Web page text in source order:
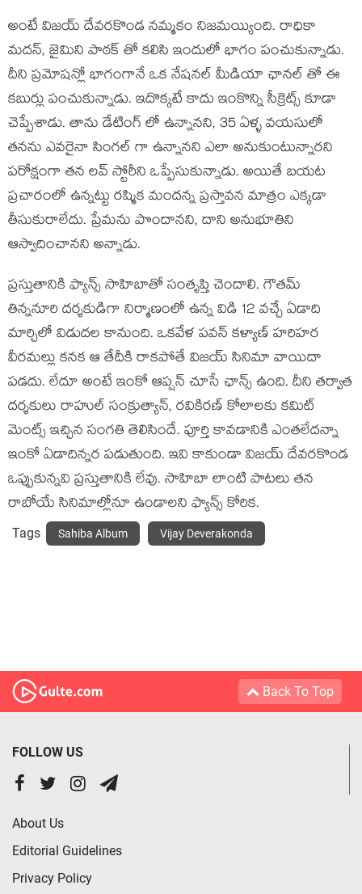
అంటే విజయ్ దేవరకొండ నమ్మకం నిజమయ్యింది. రాధికా
మదన్, జైమిని పాఠక్ తో కలిసి ఇందులో భాగం పంచుకున్నాడు.
దీని ప్రమోషన్లో భాగంగానే ఒక నేషనల్ మీడియా ఛానల్ తో ఈ
కబుర్లు పంచుకున్నాడు. ఇదొక్కటే కాదు ఇంకొన్ని సీక్రెట్స్ కూడా
చెప్పేశాడు. తాను డేటింగ్ లో ఉన్నానని, 35 ఏళ్ళ వయసులో
తనను ఎవరైనా సింగల్ గా ఉన్నానని ఎలా అనుకుంటున్నారని
పరోక్షంగా తన లవ్ స్టోరీని ఒప్పేసుకున్నాడు. అయితే బయట
ప్రచారంలో ఉన్నట్టు రష్మిక మందన్న ప్రస్తావన మాత్రం ఎక్కడా
తీసుకురాలేదు. ప్రేమను పొందానని, దాని అనుభూతిని
ఆస్వాదించానని అన్నాడు.
ప్రస్తుతానికి ఫ్యాన్స్ సాహిబాతో సంతృప్తి చెందాలి. గౌతమ్
తిన్ననూరి దర్శకుడిగా నిర్మాణంలో ఉన్న విడి 12 వచ్చే ఏడాది
మార్చిలో విడుదల కానుంది. ఒకవేళ పవన్ కళ్యాణ్ హరిహర
వీరమల్లు కనక ఆ తేదీకి రాకపోతే విజయ్ సినిమా వాయిదా
పడదు. లేదూ అంటే ఇంకో ఆప్షన్ చూసే ఛాన్స్ ఉంది. దీని తర్వాత
దర్శకులు రాహుల్ సంక్రుత్యాన్, రవికిరణ్ కోలాలకు కమిట్
మెంట్స్ ఇచ్చిన సంగతి తెలిసిందే. పూర్తి కావడానికి ఎంతలేదన్నా
ఇంకో ఏడాదిన్నర పడుతుంది. ఇవి కాకుండా విజయ్ దేవరకొండ
ఒప్పుకున్నవి ప్రస్తుతానికి లేవు. సాహిబా లాంటి పాటలు తన
రాబోయే సినిమాల్లోనూ ఉండాలని ఫ్యాన్స్ కోరిక.
Tags Sahiba Album Vijay Deverakonda
Back To Top
FOLLOW US
About Us
Editorial Guidelines
Privacy Policy